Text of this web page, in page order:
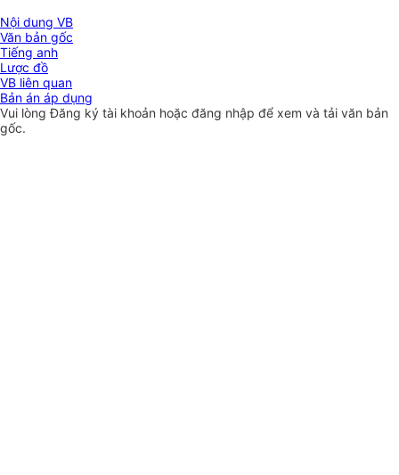
Nội dung VB
Văn bản gốc
Tiếng anh
Lược đồ
VB liên quan
Bản án áp dụng
Vui lòngĐăng ký tài khoản hoặc đăng nhập để xem và tải văn bản
gốc.